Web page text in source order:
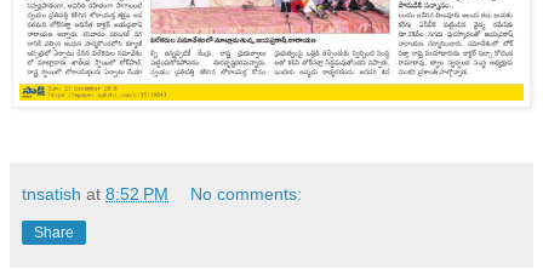
tnsatish at 8:52 PM No comments:
Share